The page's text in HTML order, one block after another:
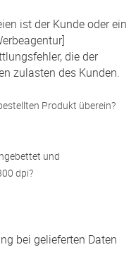
ist der Kunde oder ein
die der
zulasten des Kunden.
Produkt überein?
und
dpi?
bei gelieferten Daten